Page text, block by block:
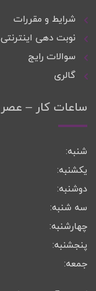
شرایط و مقررات
نوبت دهی اینترنتی
سوالات رایج
گالری
ساعات کار – عصر
شنبه:
یکشنبه:
دوشنبه:
سه شنبه:
چهارشنبه:
پنجشنبه:
جمعه: